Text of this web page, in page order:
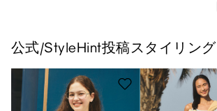
公式/StyleHint投稿スタイリング